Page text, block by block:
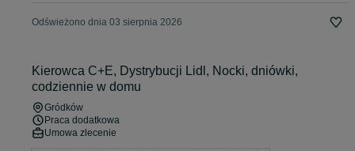
Odświeżono dnia 03 sierpnia 2026
Kierowca C+E, Dystrybucji Lidl, Nocki, dniówki,
codziennie w domu
Gródków
Praca dodatkowa
Umowa zlecenie